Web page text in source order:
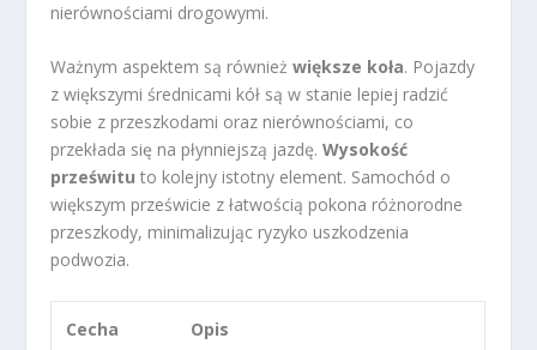
nierównościami drogowymi.
Ważnym aspektem są równieżwiększe koła. Pojazdy
z większymi średnicami kół są w stanie lepiej radzić
sobie z przeszkodami oraz nierównościami, co
przekłada się na płynniejszą jazdę.Wysokość
prześwitu to kolejny istotny element. Samochód o
większym prześwicie z łatwością pokona różnorodne
przeszkody, minimalizując ryzyko uszkodzenia
podwozia.
Cecha Opis